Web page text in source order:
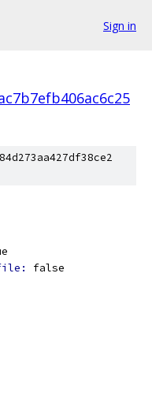
Sign in
false